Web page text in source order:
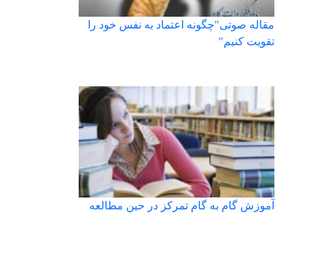
مقاله صوتی"چگونه اعتماد به نفس خود را
تقویت کنیم"
آموزش گام به گام تمرکز در حین مطالعه